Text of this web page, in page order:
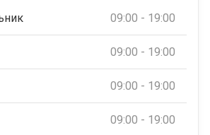
09:00 - 19:00
09:00 - 19:00
09:00 - 19:00
09:00 - 19:00